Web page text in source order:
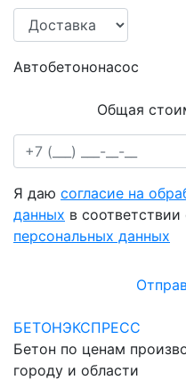
Автобетононасос
Общая
Я даю согласие на
данных в соответствии
персональных данных
БЕТОНЭКСПРЕСС
Бетон по ценам
городу и области